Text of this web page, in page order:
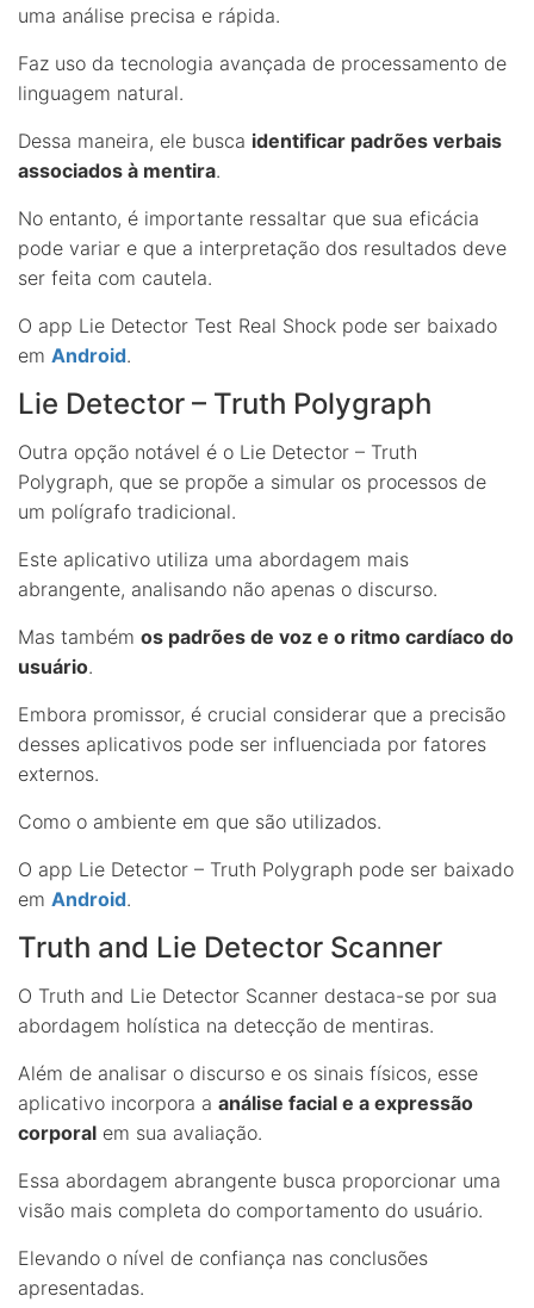
uma análise precisa e rápida.
Faz uso da tecnologia avançada de processamento de
linguagem natural.
Dessa maneira, ele busca identificar padrões verbais
associados à mentira.
No entanto, é importante ressaltar que sua eficácia
pode variar e que a interpretação dos resultados deve
ser feita com cautela.
O app Lie Detector Test Real Shock pode ser baixado
em Android.
Lie Detector – Truth Polygraph
Outra opção notável é o Lie Detector – Truth
Polygraph, que se propõe a simular os processos de
um polígrafo tradicional.
Este aplicativo utiliza uma abordagem mais
abrangente, analisando não apenas o discurso.
Mas também os padrões de voz e o ritmo cardíaco do
usuário.
Embora promissor, é crucial considerar que a precisão
desses aplicativos pode ser influenciada por fatores
externos.
Como o ambiente em que são utilizados.
O app Lie Detector – Truth Polygraph pode ser baixado
em Android.
Truth and Lie Detector Scanner
O Truth and Lie Detector Scanner destaca-se por sua
abordagem holística na detecção de mentiras.
Além de analisar o discurso e os sinais físicos, esse
aplicativo incorpora a análise facial e a expressão
corporal em sua avaliação.
Essa abordagem abrangente busca proporcionar uma
visão mais completa do comportamento do usuário.
Elevando o nível de confiança nas conclusões
apresentadas.